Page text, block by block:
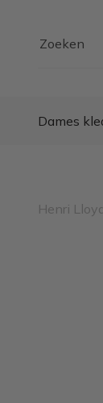
Zoeken
Dames
Henri